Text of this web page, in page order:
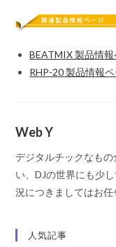
BEATMIX 製品情報
RHP-20 製品情報
Web Y
デジタルチックなも
い、DJの世界にも少
況につきましてはお任
人気記事